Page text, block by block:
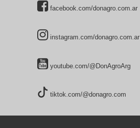
facebook.com/donagro.com.ar
instagram.com/donagro.com.ar
youtube.com/@DonAgroArg
tiktok.com/@donagro.com